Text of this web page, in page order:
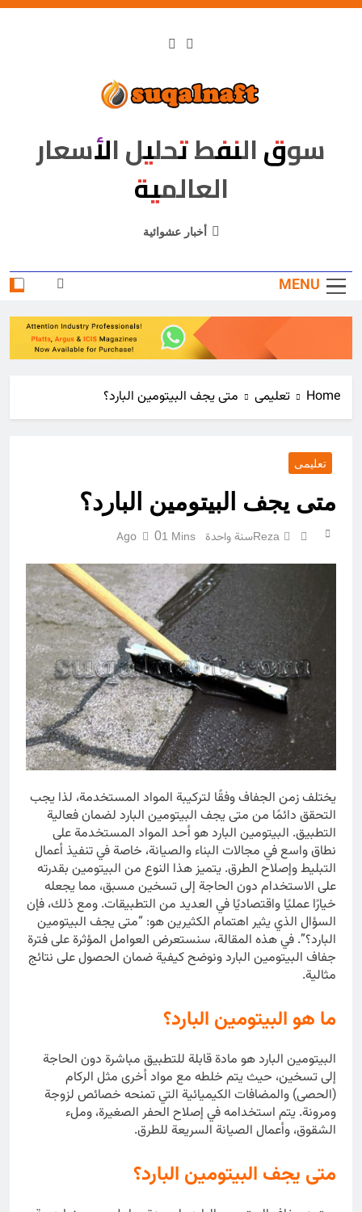
Skip
Suqalnaft
سوق النفط تحليل الأسعار
العالمية
أخبار عشوائية
MENU
Home تعليمی متى يجف البيتومين البارد؟
تعليمی
متى يجف البيتومين البارد؟
Rezaسنة واحدة Ago 01 Mins
يختلف زمن الجفاف وفقًا لتركيبة المواد المستخدمة، لذا يجب
التحقق دائمًا من متى يجف البيتومين البارد لضمان فعالية
التطبيق. البيتومين البارد هو أحد المواد المستخدمة على
نطاق واسع في مجالات البناء والصيانة، خاصة في تنفيذ أعمال
التبليط وإصلاح الطرق. يتميز هذا النوع من البيتومين بقدرته
على الاستخدام دون الحاجة إلى تسخين مسبق، مما يجعله
خيارًا عمليًا واقتصاديًا في العديد من التطبيقات. ومع ذلك، فإن
السؤال الذي يثير اهتمام الكثيرين هو: “متى يجف البيتومين
البارد؟”. في هذه المقالة، سنستعرض العوامل المؤثرة على فترة
جفاف البيتومين البارد ونوضح كيفية ضمان الحصول على نتائج
مثالية.
ما هو البيتومين البارد؟
البيتومين البارد هو مادة قابلة للتطبيق مباشرة دون الحاجة
إلى تسخين، حيث يتم خلطه مع مواد أخرى مثل الركام
(الحصى) والمضافات الكيميائية التي تمنحه خصائص لزوجة
ومرونة. يتم استخدامه في إصلاح الحفر الصغيرة، وملء
الشقوق، وأعمال الصيانة السريعة للطرق.
متى يجف البيتومين البارد؟